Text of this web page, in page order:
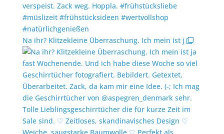
Na ihr? Klitzekleine Überraschung. Ich mein ist j